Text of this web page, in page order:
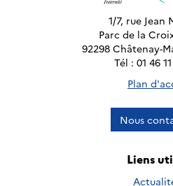
1/7, rue Jean
Parc de la
92298 Châtenay-
Tél : 01 46
Plan
Nous
Liens